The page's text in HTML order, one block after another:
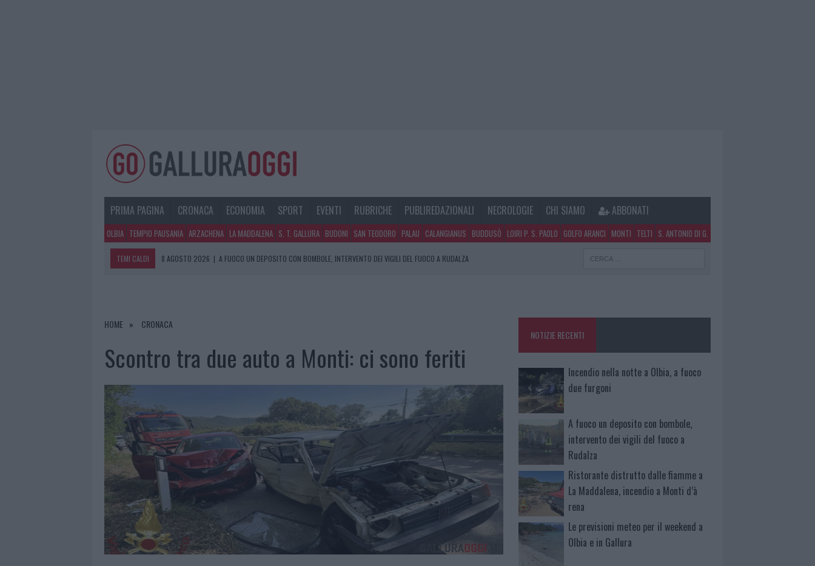
PRIMA PAGINA CRONACA ECONOMIA SPORT EVENTI RUBRICHE PUBLIREDAZIONALI NECROLOGIE CHI SIAMO ABBONATI
OLBIA TEMPIO PAUSANIA ARZACHENA LA MADDALENA S. T. GALLURA BUDONI SAN TEODORO PALAU CALANGIANUS BUDDUSÒ LOIRI P. S. PAOLO GOLFO ARANCI MONTI TELTI S. ANTONIO DI G.
TEMI CALDI 8 AGOSTO 2026 | A FUOCO UN DEPOSITO CON BOMBOLE, INTERVENTO DEI VIGILI DEL FUOCO A RUDALZA
7 AGOSTO 2026
|
HOME CRONACA
Scontro tra due auto a Monti: ci sono feriti
NOTIZIE RECENTI
Incendio nella notte a Olbia, a fuoco
due furgoni
A fuoco un deposito con bombole,
intervento dei vigili del fuoco a
Rudalza
Ristorante distrutto dalle fiamme a
La Maddalena, incendio a Monti d’à
rena
Le previsioni meteo per il weekend a
Olbia e in Gallura